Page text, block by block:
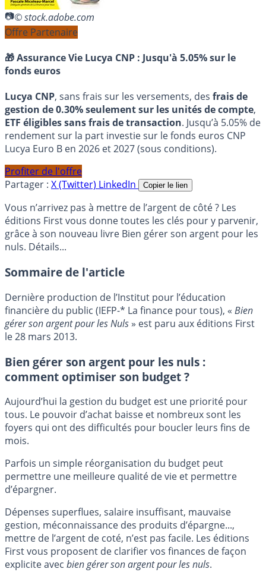
© stock.adobe.com
Offre Partenaire
🎁 Assurance Vie Lucya CNP : Jusqu'à 5.05% sur le
fonds euros
Lucya CNP, sans frais sur les versements, des frais de
gestion de 0.30% seulement sur les unités de compte,
ETF éligibles sans frais de transaction. Jusqu’à 5.05% de
rendement sur la part investie sur le fonds euros CNP
Lucya Euro B en 2026 et 2027 (sous conditions).
Profiter de l'offre
Partager : X (Twitter) LinkedIn Copier le lien
Vous n’arrivez pas à mettre de l’argent de côté ? Les
éditions First vous donne toutes les clés pour y parvenir,
grâce à son nouveau livre Bien gérer son argent pour les
nuls. Détails...
Sommaire de l'article
Dernière production de l’Institut pour l’éducation
financière du public (IEFP-* La finance pour tous), « Bien
gérer son argent pour les Nuls» est paru aux éditions First
le 28 mars 2013.
Bien gérer son argent pour les nuls :
comment optimiser son budget ?
Aujourd’hui la gestion du budget est une priorité pour
tous. Le pouvoir d’achat baisse et nombreux sont les
foyers qui ont des difficultés pour boucler leurs fins de
mois.
Parfois un simple réorganisation du budget peut
permettre une meilleure qualité de vie et permettre
d’épargner.
Dépenses superflues, salaire insuffisant, mauvaise
gestion, méconnaissance des produits d’épargne...,
mettre de l’argent de coté, n’est pas facile. Les éditions
First vous proposent de clarifier vos finances de façon
explicite avec bien gérer son argent pour les nuls.